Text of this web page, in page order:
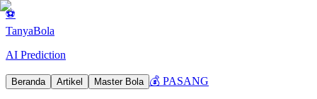
⚽
TanyaBola
AI Prediction
Beranda Artikel Master Bola 💰 PASANG